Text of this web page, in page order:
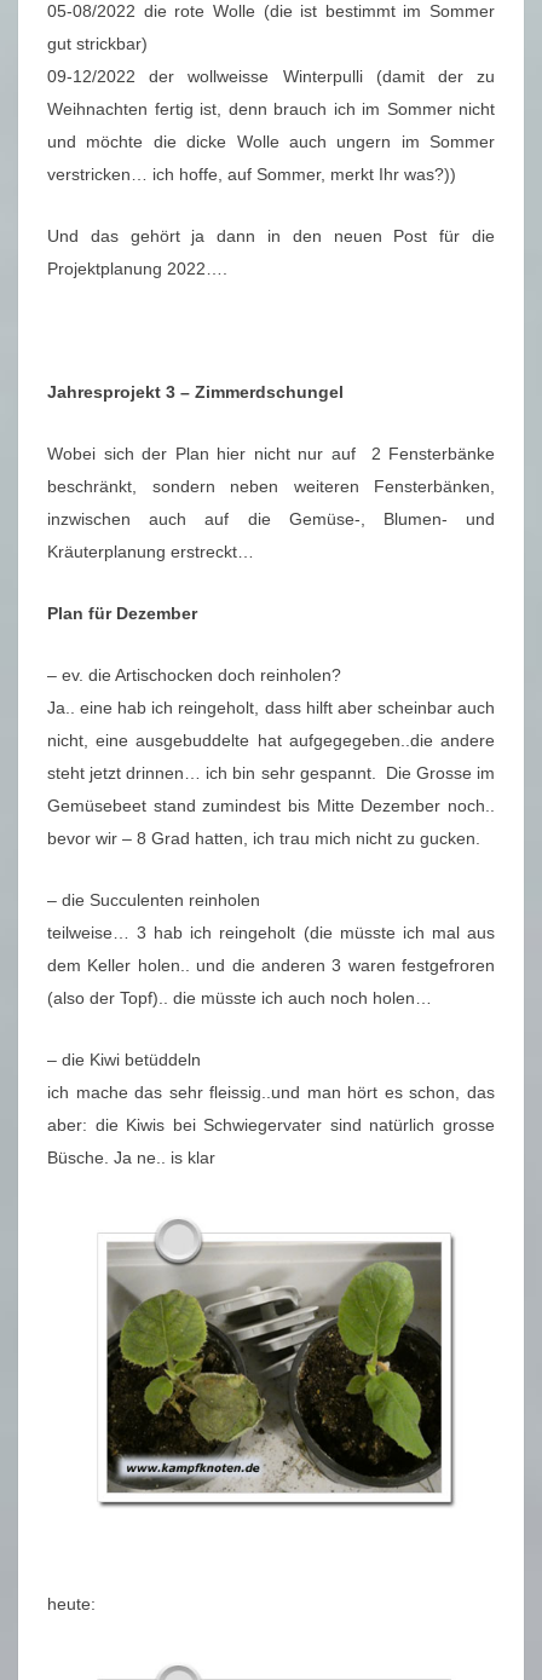
05-08/2022 die rote Wolle (die ist bestimmt im Sommer
gut strickbar)
09-12/2022 der wollweisse Winterpulli (damit der zu
Weihnachten fertig ist, denn brauch ich im Sommer nicht
und möchte die dicke Wolle auch ungern im Sommer
verstricken… ich hoffe, auf Sommer, merkt Ihr was?))
Und das gehört ja dann in den neuen Post für die
Projektplanung 2022….
Jahresprojekt 3 – Zimmerdschungel
Wobei sich der Plan hier nicht nur auf 2 Fensterbänke
beschränkt, sondern neben weiteren Fensterbänken,
inzwischen auch auf die Gemüse-, Blumen- und
Kräuterplanung erstreckt…
Plan für Dezember
– ev. die Artischocken doch reinholen?
Ja.. eine hab ich reingeholt, dass hilft aber scheinbar auch
nicht, eine ausgebuddelte hat aufgegegeben..die andere
steht jetzt drinnen… ich bin sehr gespannt. Die Grosse im
Gemüsebeet stand zumindest bis Mitte Dezember noch..
bevor wir – 8 Grad hatten, ich trau mich nicht zu gucken.
– die Succulenten reinholen
teilweise… 3 hab ich reingeholt (die müsste ich mal aus
dem Keller holen.. und die anderen 3 waren festgefroren
(also der Topf).. die müsste ich auch noch holen…
– die Kiwi betüddeln
ich mache das sehr fleissig..und man hört es schon, das
aber: die Kiwis bei Schwiegervater sind natürlich grosse
Büsche. Ja ne.. is klar
heute: